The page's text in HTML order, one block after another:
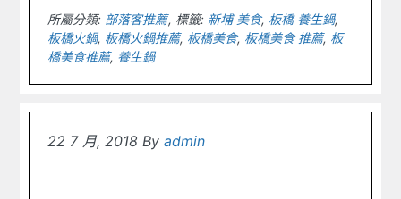
所屬分類: 部落客推薦 標籤: 新埔 美食, 板橋 養生鍋,
板橋火鍋, 板橋火鍋推薦, 板橋美食, 板橋美食 推薦, 板
橋美食推薦, 養生鍋
22 7 月, 2018 Byadmin